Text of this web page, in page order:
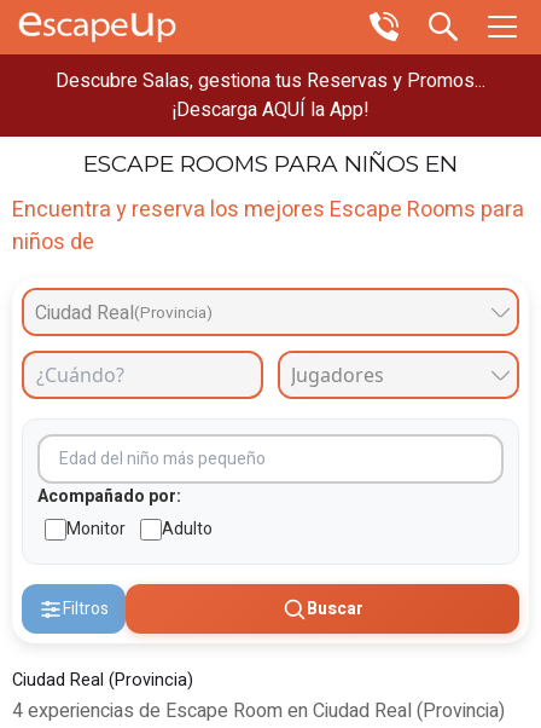
Descubre Salas, gestiona tus Reservas y Promos...
¡Descarga AQUÍ la App!
ESCAPE ROOMS PARA NIÑOS EN
Encuentra y reserva los mejores Escape Rooms para
niños de
Ciudad Real(Provincia)
Acompañado por:
Monitor
Adulto
Filtros Buscar
Ciudad Real (Provincia)
4 experiencias de Escape Room en Ciudad Real (Provincia)